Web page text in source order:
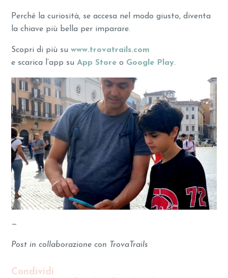
Perché la curiosità, se accesa nel modo giusto, diventa
la chiave più bella per imparare.
Scopri di più suwww.trovatrails.com
e scarica l’app suApp Store o Google Play.
—
Post in collaborazione con TrovaTrails
Condividi